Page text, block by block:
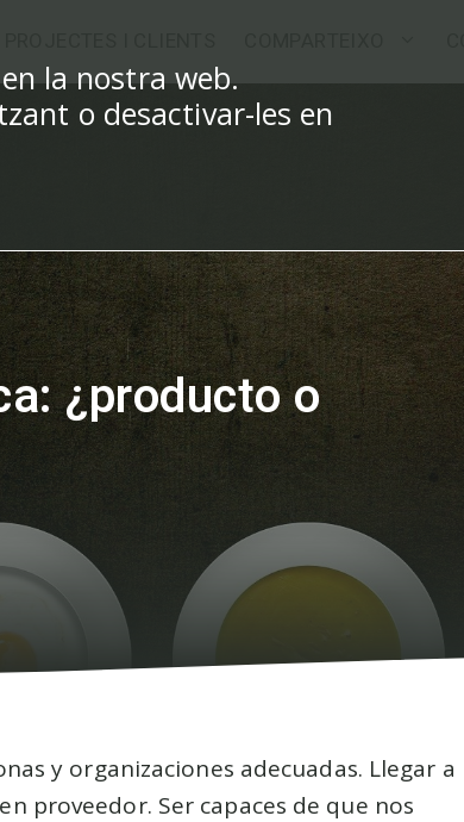
¿producto o
y organizaciones adecuadas. Llegar a
proveedor. Ser capaces de que nos
la nostra web.
o desactivar-les en